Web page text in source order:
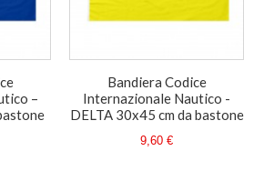
–
Bandiera Codice
Internazionale Nautico -
DELTA 30x45 cm da bastone
9,60 €